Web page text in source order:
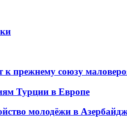
к прежнему союзу
Турции в Европе
молодёжи в